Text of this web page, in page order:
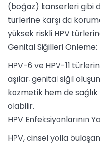
(boğaz) kanserleri gibi
türlerine karşı da
yüksek riskli HPV
Genital Siğilleri Önleme:
HPV-6 ve HPV-11
aşılar, genital siğil
kozmetik hem de sağlık
olabilir.
HPV Enfeksiyonlarının
HPV, cinsel yolla